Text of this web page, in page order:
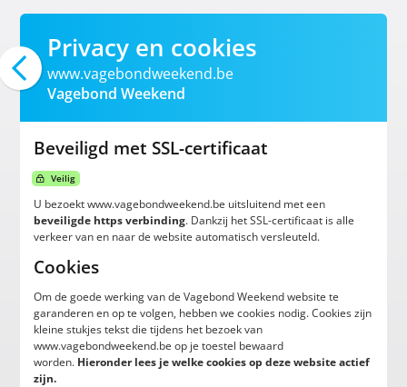
Privacy en cookies
www.vagebondweekend.be
Vagebond Weekend
Beveiligd met SSL-certificaat
Veilig
U bezoekt www.vagebondweekend.be uitsluitend met een
beveiligde https verbinding. Dankzij het SSL-certificaat is alle
verkeer van en naar de website automatisch versleuteld.
Cookies
Om de goede werking van de Vagebond Weekend website te
garanderen en op te volgen, hebben we cookies nodig. Cookies zijn
kleine stukjes tekst die tijdens het bezoek van
www.vagebondweekend.be op je toestel bewaard
worden. Hieronder lees je welke cookies op deze website actief
zijn.